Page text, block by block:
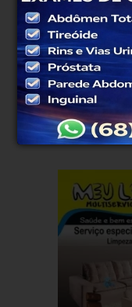
38°
23°
38°